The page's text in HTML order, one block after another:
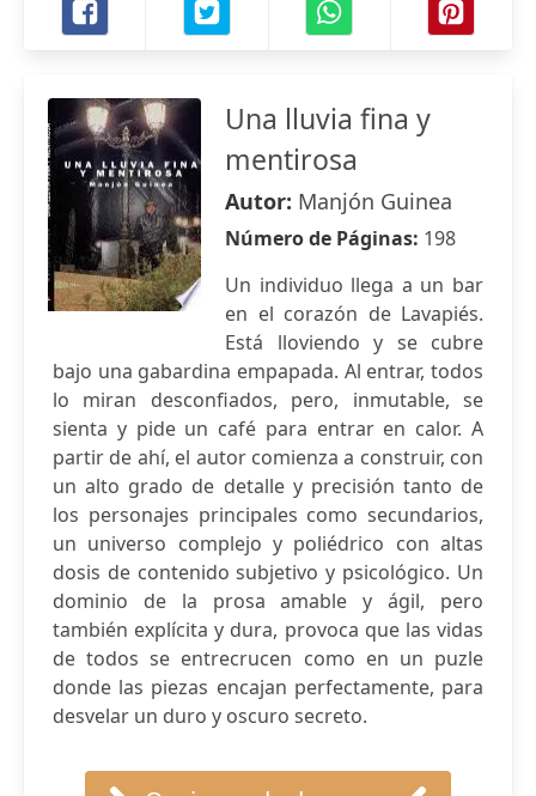
Una lluvia fina y
mentirosa
Autor: Manjón Guinea
Número de Páginas: 198
Un individuo llega a un bar
en el corazón de Lavapiés.
Está lloviendo y se cubre
bajo una gabardina empapada. Al entrar, todos
lo miran desconfiados, pero, inmutable, se
sienta y pide un café para entrar en calor. A
partir de ahí, el autor comienza a construir, con
un alto grado de detalle y precisión tanto de
los personajes principales como secundarios,
un universo complejo y poliédrico con altas
dosis de contenido subjetivo y psicológico. Un
dominio de la prosa amable y ágil, pero
también explícita y dura, provoca que las vidas
de todos se entrecrucen como en un puzle
donde las piezas encajan perfectamente, para
desvelar un duro y oscuro secreto.